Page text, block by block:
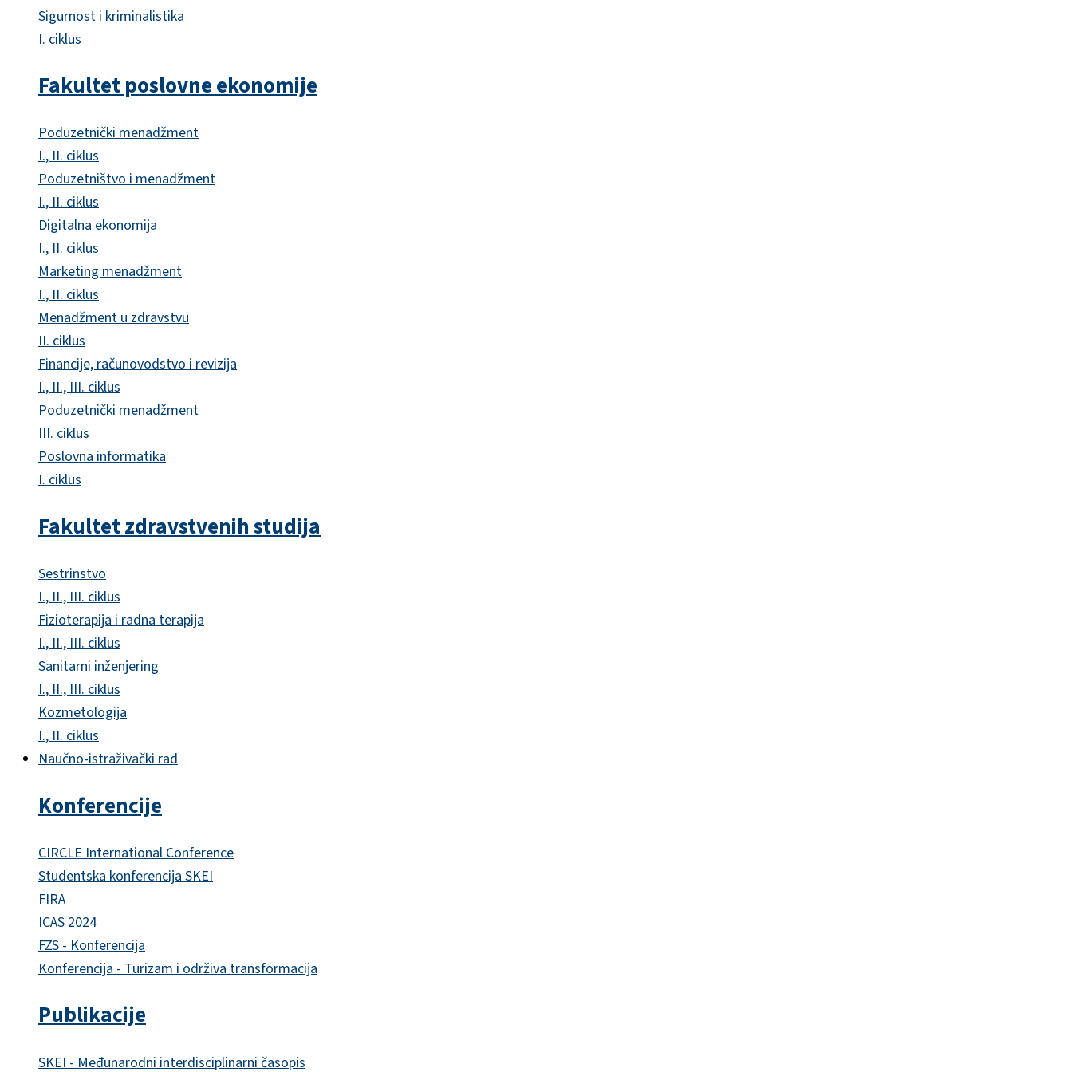
Sigurnost i kriminalistika
I. ciklus
Fakultet poslovne ekonomije
Poduzetnički menadžment
I., II. ciklus
Poduzetništvo i menadžment
I., II. ciklus
Digitalna ekonomija
I., II. ciklus
Marketing menadžment
I., II. ciklus
Menadžment u zdravstvu
II. ciklus
Financije, računovodstvo i revizija
I., II., III. ciklus
Poduzetnički menadžment
III. ciklus
Poslovna informatika
I. ciklus
Fakultet zdravstvenih studija
Sestrinstvo
I., II., III. ciklus
Fizioterapija i radna terapija
I., II., III. ciklus
Sanitarni inženjering
I., II., III. ciklus
Kozmetologija
I., II. ciklus
Naučno-istraživački rad
Konferencije
CIRCLE International Conference
Studentska konferencija SKEI
FIRA
ICAS 2024
FZS - Konferencija
Konferencija - Turizam i održiva transformacija
Publikacije
SKEI - Međunarodni interdisciplinarni časopis